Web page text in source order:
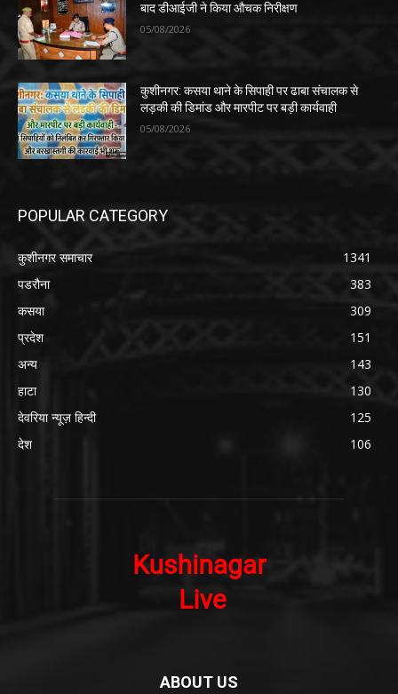
बाद डीआईजी ने किया औचक निरीक्षण
05/08/2026
कुशीनगर: कसया थाने के सिपाही पर ढाबा संचालक से
लड़की की डिमांड और मारपीट पर बड़ी कार्यवाही
05/08/2026
POPULAR CATEGORY
कुशीनगर समाचार
1341
पडरौना
383
कसया
309
प्रदेश
151
अन्य
143
हाटा
130
देवरिया न्यूज़ हिन्दी
125
देश
106
ABOUT US